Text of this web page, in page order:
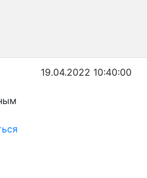
19.04.2022 10:40:00